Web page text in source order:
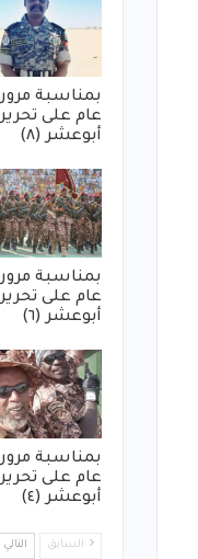
بمناسبة مرور
عام على تحرير
أبوعشر (٨)
بمناسبة مرور
عام على تحرير
أبوعشر (٦)
بمناسبة مرور
عام على تحرير
أبوعشر (٤)
السابق التالي